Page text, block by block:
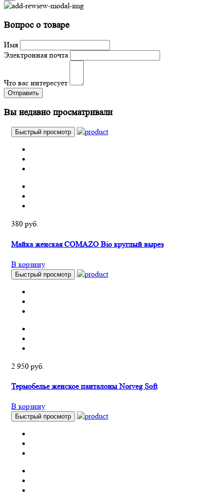
Вопрос о товаре
Имя
Электронная почта
Что вас интересует
Отправить
Вы недавно просматривали
Быстрый просмотр
380 руб.
Майка женская COMAZO Bio круглый вырез
В корзину
Быстрый просмотр
2 950 руб.
Термобелье женское панталоны Norveg Soft
В корзину
Быстрый просмотр